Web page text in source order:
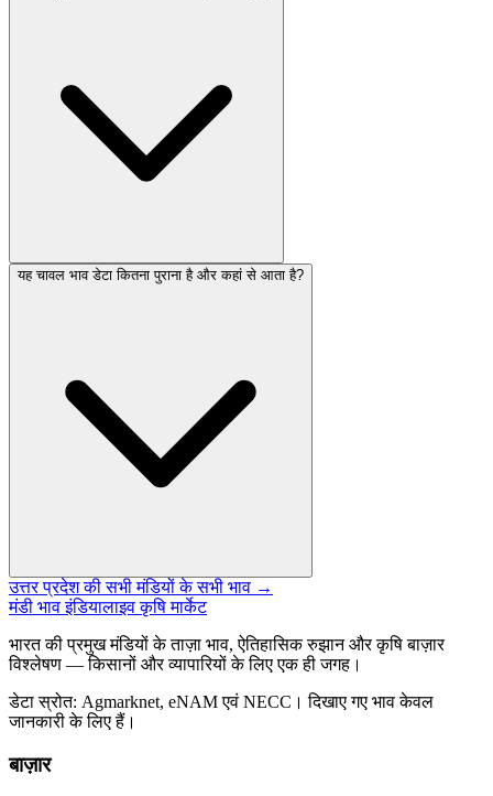
यह चावल भाव डेटा कितना पुराना है और कहां से आता है?
उत्तर प्रदेश की सभी मंडियों के सभी भाव →
मंडी भाव इंडियालाइव कृषि मार्केट
भारत की प्रमुख मंडियों के ताज़ा भाव, ऐतिहासिक रुझान और कृषि बाज़ार
विश्लेषण — किसानों और व्यापारियों के लिए एक ही जगह।
डेटा स्रोत: Agmarknet, eNAM एवं NECC। दिखाए गए भाव केवल
जानकारी के लिए हैं।
बाज़ार